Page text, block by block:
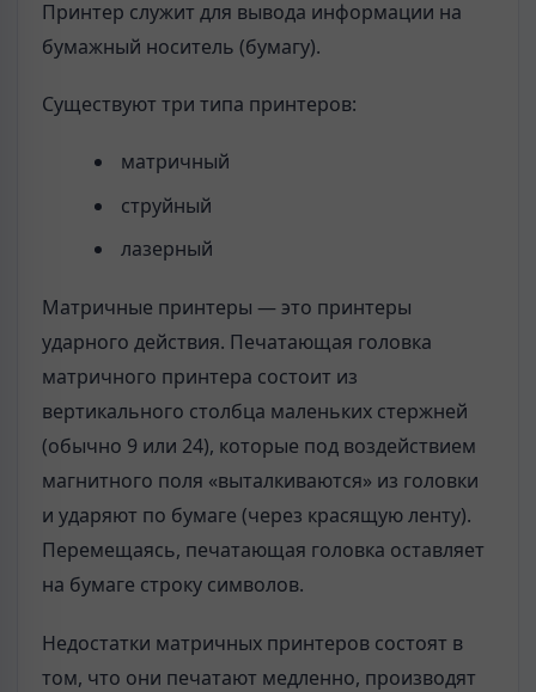
Принтер служит для вывода информации на
бумажный носитель (бумагу).
Существуют три типа принтеров:
матричный
струйный
лазерный
Матричные принтеры — это принтеры
ударного действия. Печатающая головка
матричного принтера состоит из
вертикального столбца маленьких стержней
(обычно 9 или 24), которые под воздействием
магнитного поля «выталкиваются» из головки
и ударяют по бумаге (через красящую ленту).
Перемещаясь, печатающая головка оставляет
на бумаге строку символов.
Недостатки матричных принтеров состоят в
том, что они печатают медленно, производят